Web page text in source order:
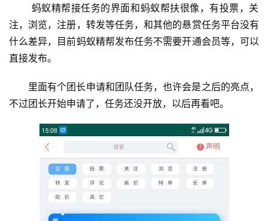
注，浏览，注册，转发等任务，和其他的悬赏任务平台没有
什么差异，目前蚂蚁精帮发布任务不需要开通会员等，可以
直接发布。
里面有个团长申请和团队任务，也许会是之后的亮点，
不过团长开始申请了，任务还没开放，以后再看吧。